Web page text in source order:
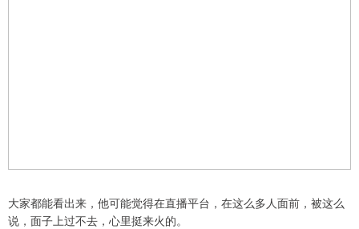
大家都能看出来，他可能觉得在直播平台，在这么多人面前，被这么
说，面子上过不去，心里挺来火的。